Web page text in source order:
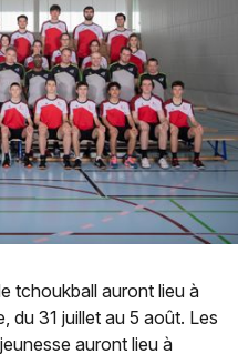
tchoukball auront lieu à
du 31 juillet au 5 août. Les
auront lieu à